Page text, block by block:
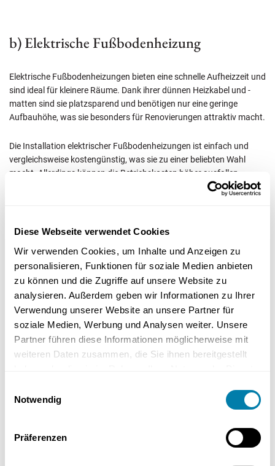
Diese Webseite verwendet Cookies
Wir verwenden Cookies, um Inhalte und Anzeigen zu
personalisieren, Funktionen für soziale Medien anbieten
zu können und die Zugriffe auf unsere Website zu
analysieren. Außerdem geben wir Informationen zu Ihrer
Verwendung unserer Website an unsere Partner für
soziale Medien, Werbung und Analysen weiter. Unsere
Partner führen diese Informationen möglicherweise mit
weiteren Daten zusammen, die Sie ihnen bereitgestellt
Notwendig
Präferenzen
b) Elektrische Fußbodenheizung
Elektrische Fußbodenheizungen bieten eine schnelle Aufheizzeit und
sind ideal für kleinere Räume. Dank ihrer dünnen Heizkabel und -
matten sind sie platzsparend und benötigen nur eine geringe
Aufbauhöhe, was sie besonders für Renovierungen attraktiv macht.
Die Installation elektrischer Fußbodenheizungen ist einfach und
vergleichsweise kostengünstig, was sie zu einer beliebten Wahl
macht. Allerdings können die Betriebskosten höher ausfallen,
insbesondere in großen oder schlecht gedämmten Gebäuden.
Fußbodenheizungen
Keramik, Holz, Stein, Kork, PVC, Laminat und Teppiche sind
Materialien weist spezifische Eigenschaften auf, die berücksichtigt